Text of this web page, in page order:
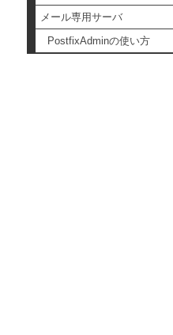
メール専用サーバ
PostfixAdminの使い方